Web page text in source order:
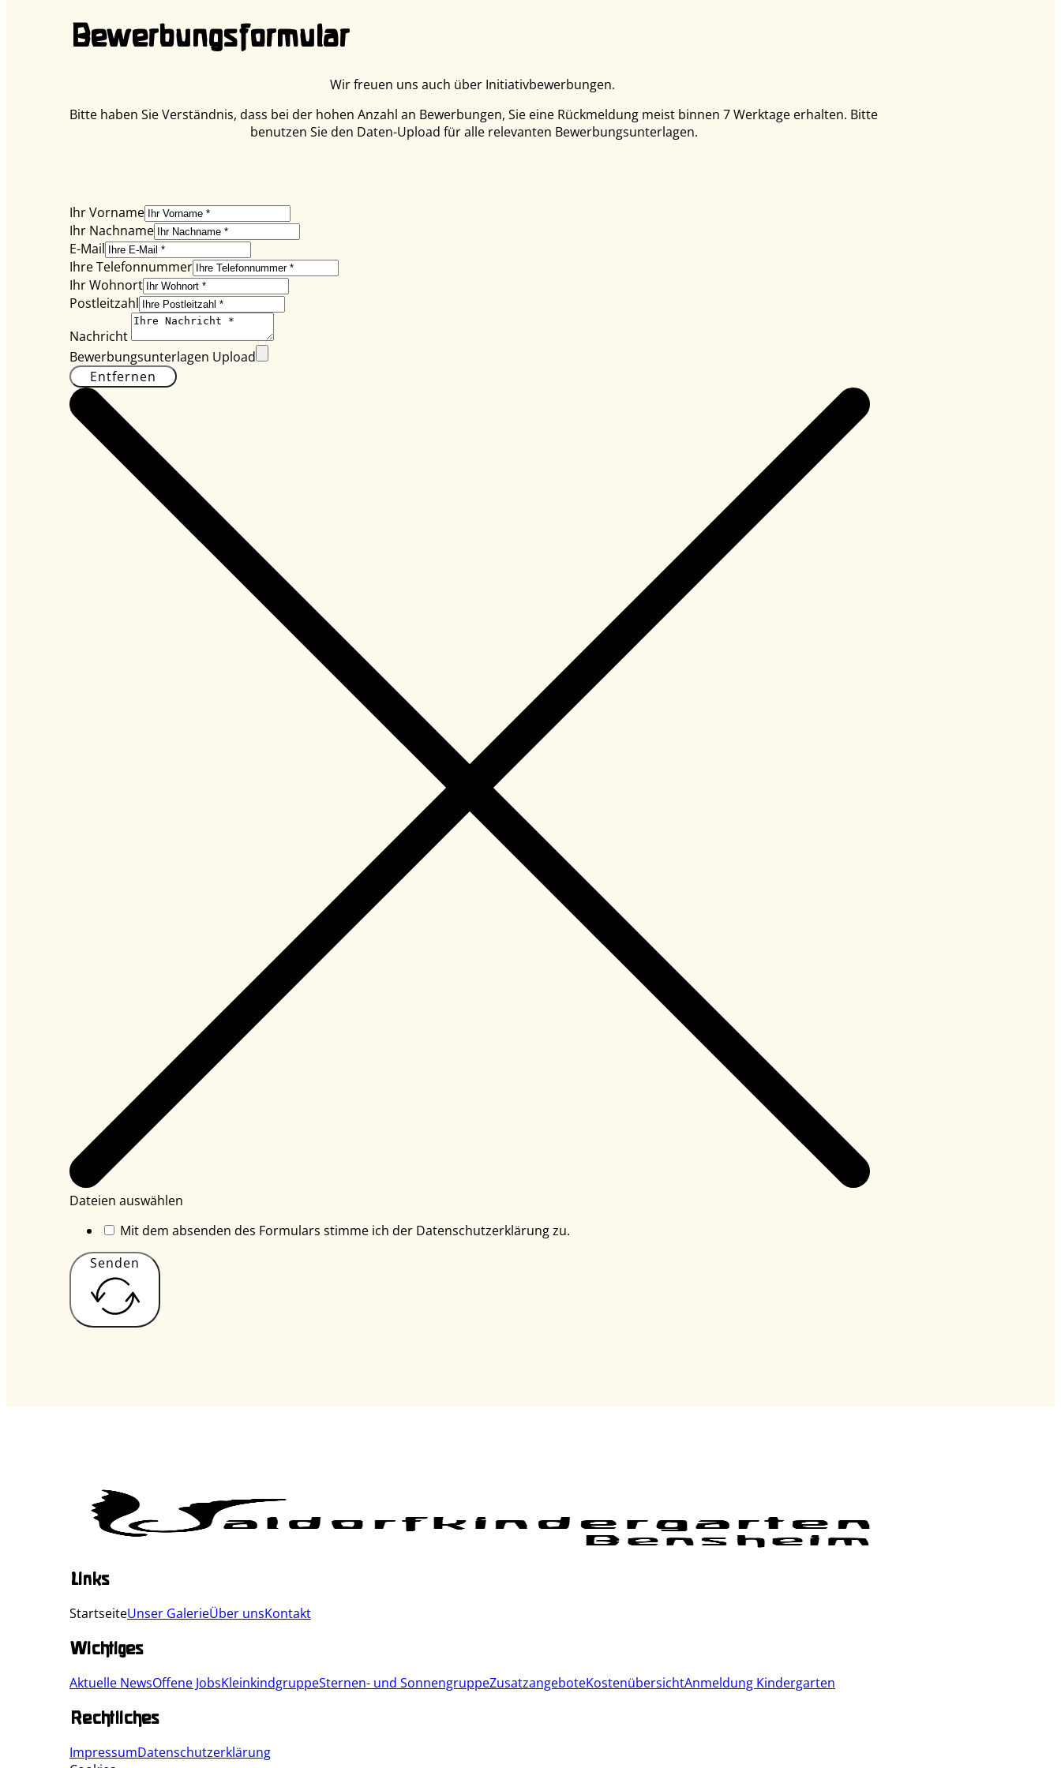
Bewerbungsformular
Wir freuen uns auch über Initiativbewerbungen.
Bitte haben Sie Verständnis, dass bei der hohen Anzahl an Bewerbungen, Sie eine Rückmeldung meist binnen 7 Werktage erhalten. Bitte
benutzen Sie den Daten-Upload für alle relevanten Bewerbungsunterlagen.
Ihr Vorname
Ihr Nachname
E-Mail
Ihre Telefonnummer
Ihr Wohnort
Postleitzahl
Nachricht
Bewerbungsunterlagen Upload
Entfernen
Dateien auswählen
Mit dem absenden des Formulars stimme ich der Datenschutzerklärung zu.
Senden
Links
StartseiteUnser GalerieÜber unsKontakt
Wichtiges
Aktuelle NewsOffene JobsKleinkindgruppeSternen- und SonnengruppeZusatzangeboteKostenübersichtAnmeldung Kindergarten
Rechtliches
ImpressumDatenschutzerklärung